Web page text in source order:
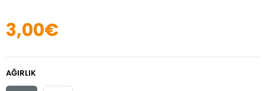
3,00€
AĞIRLIK